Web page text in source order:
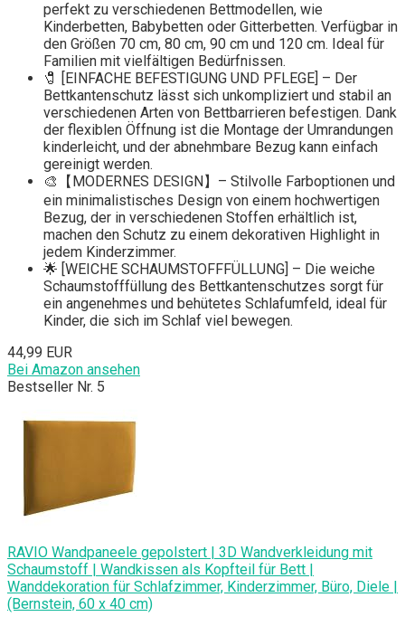
perfekt zu verschiedenen Bettmodellen, wie
Kinderbetten, Babybetten oder Gitterbetten. Verfügbar in
den Größen 70 cm, 80 cm, 90 cm und 120 cm. Ideal für
Familien mit vielfältigen Bedürfnissen.
🧷 [EINFACHE BEFESTIGUNG UND PFLEGE] – Der
Bettkantenschutz lässt sich unkompliziert und stabil an
verschiedenen Arten von Bettbarrieren befestigen. Dank
der flexiblen Öffnung ist die Montage der Umrandungen
kinderleicht, und der abnehmbare Bezug kann einfach
gereinigt werden.
🎨【MODERNES DESIGN】– Stilvolle Farboptionen und
ein minimalistisches Design von einem hochwertigen
Bezug, der in verschiedenen Stoffen erhältlich ist,
machen den Schutz zu einem dekorativen Highlight in
jedem Kinderzimmer.
🌟 [WEICHE SCHAUMSTOFFFÜLLUNG] – Die weiche
Schaumstofffüllung des Bettkantenschutzes sorgt für
ein angenehmes und behütetes Schlafumfeld, ideal für
Kinder, die sich im Schlaf viel bewegen.
44,99 EUR
Bei Amazon ansehen
Bestseller Nr. 5
RAVIO Wandpaneele gepolstert | 3D Wandverkleidung mit
Schaumstoff | Wandkissen als Kopfteil für Bett |
Wanddekoration für Schlafzimmer, Kinderzimmer, Büro, Diele |
(Bernstein, 60 x 40 cm)